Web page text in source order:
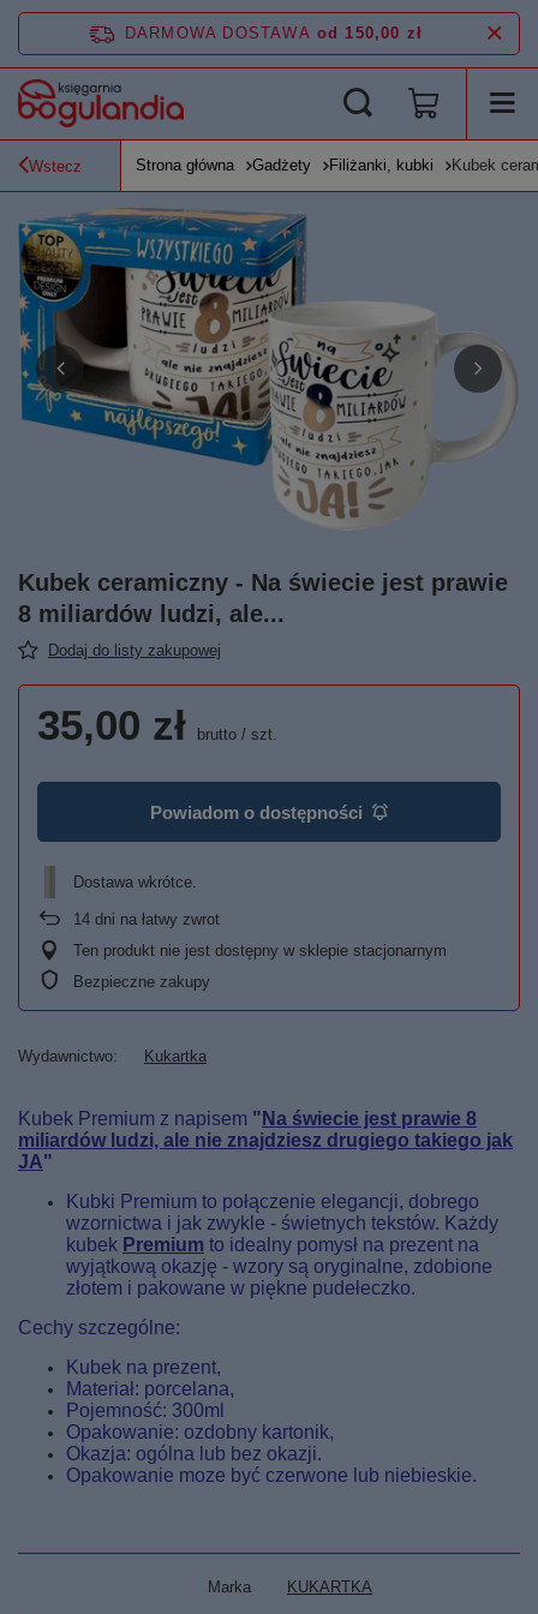
DARMOWA DOSTAWA od 150,00 zł
Wstecz Strona główna Gadżety Filiżanki, kubki Kubek
Kubek ceramiczny - Na świecie jest prawie
8 miliardów ludzi, ale...
Dodaj do listy zakupowej
35,00 zł brutto / szt.
Powiadom o dostępności
Dostawa wkrótce
14 dni na łatwy zwrot
Ten produkt nie jest dostępny w sklepie stacjonarnym
Bezpieczne zakupy
Wydawnictwo Kukartka
Kubek Premium z napisem " Na świecie jest prawie 8
miliardów ludzi, ale nie znajdziesz drugiego takiego jak
JA"
Kubki Premium to połączenie elegancji, dobrego
wzornictwa i jak zwykle - świetnych tekstów. Każdy
kubek Premium to idealny pomysł na prezent na
wyjątkową okazję - wzory są oryginalne, zdobione
złotem i pakowane w piękne pudełeczko.
Cechy szczególne:
Kubek na prezent,
Materiał: porcelana,
Pojemność: 300ml
Opakowanie: ozdobny kartonik,
Okazja: ogólna lub bez okazji.
Opakowanie moze być czerwone lub niebieskie.
Marka KUKARTKA